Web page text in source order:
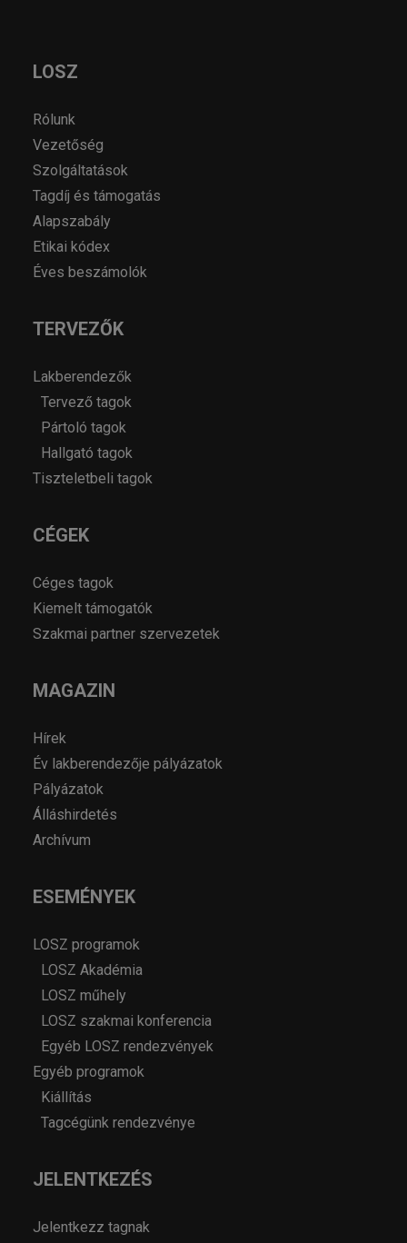
LOSZ
Rólunk
Vezetőség
Szolgáltatások
Tagdíj és támogatás
Alapszabály
Etikai kódex
Éves beszámolók
TERVEZŐK
Lakberendezők
Tervező tagok
Pártoló tagok
Hallgató tagok
Tiszteletbeli tagok
CÉGEK
Céges tagok
Kiemelt támogatók
Szakmai partner szervezetek
MAGAZIN
Hírek
Év lakberendezője pályázatok
Pályázatok
Álláshirdetés
Archívum
ESEMÉNYEK
LOSZ programok
LOSZ Akadémia
LOSZ műhely
LOSZ szakmai konferencia
Egyéb LOSZ rendezvények
Egyéb programok
Kiállítás
Tagcégünk rendezvénye
JELENTKEZÉS
Jelentkezz tagnak